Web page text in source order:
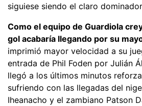
siguiese siendo el claro
Como el equipo de Guardiola
gol acabaría llegando por su
imprimió mayor velocidad a su
entrada de Phil Foden por Julián
llegó a los últimos minutos
sufriendo con las llegadas del
Iheanacho y el zambiano Patson